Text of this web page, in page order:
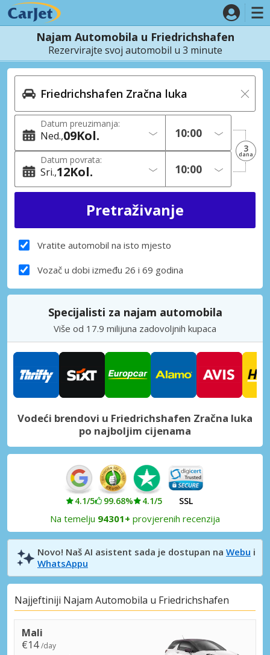
Najam Automobila u Friedrichshafen
Rezervirajte svoj automobil u 3 minute
Datum preuzimanja:
Ned. 09Kol.
Datum povrata:
Sri. 12Kol.
3
dana
Vratite automobil na isto mjesto
Vozač u dobi između 26 i 69 godina
Specijalisti za najam automobila
Više od 17.9 milijuna zadovoljnih kupaca
Vodeći brendovi u Friedrichshafen Zračna luka
po najboljim cijenama
4.1/5 99.68% 4.1/5 SSL
Na temelju 94301+ provjerenih recenzija
Novo! Naš AI asistent sada je dostupan na Webu i
WhatsAppu
Najjeftiniji Najam Automobila u Friedrichshafen
Mali
€14/day